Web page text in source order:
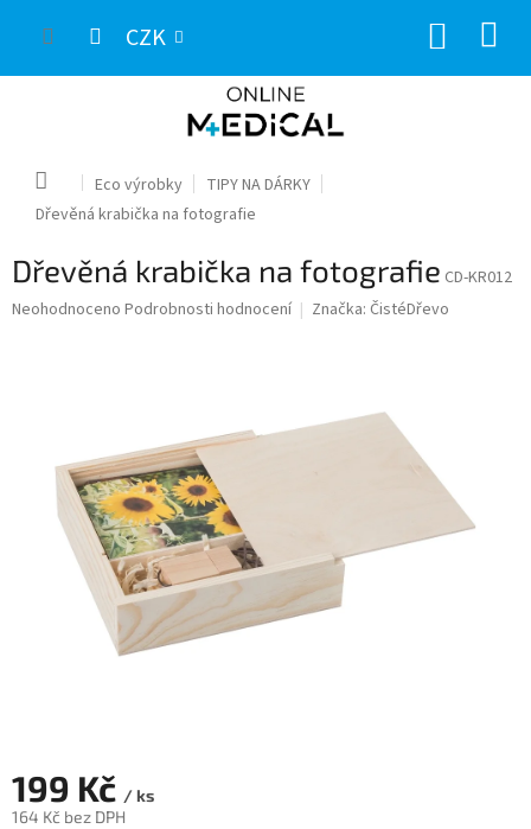
CZK
Domů Eco výrobky
TIPY NA DÁRKY
Dřevěná krabička na fotografie
Dřevěná krabička na fotografie CD-KR012
Průměrné
hvězdiček.
Neohodnoceno Podrobnosti hodnocení Značka: ČistéDřevo
199 Kč / ks
164 Kč bez DPH